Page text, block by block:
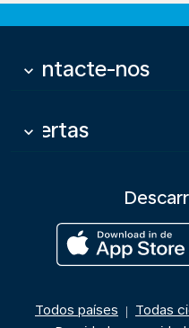
Contacte-nos
keyboard_arrow_down
Ofertas
keyboard_arrow_down
Todos países | Todas